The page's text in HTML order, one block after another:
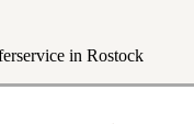
in Rostock